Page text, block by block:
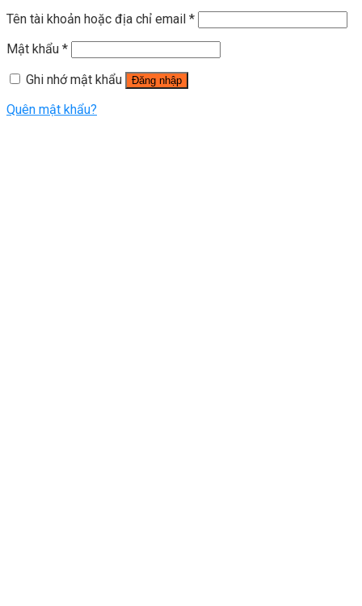
Tên tài khoản hoặc địa chỉ email *
Mật khẩu *
Ghi nhớ mật khẩu
Đăng nhập
Quên mật khẩu?